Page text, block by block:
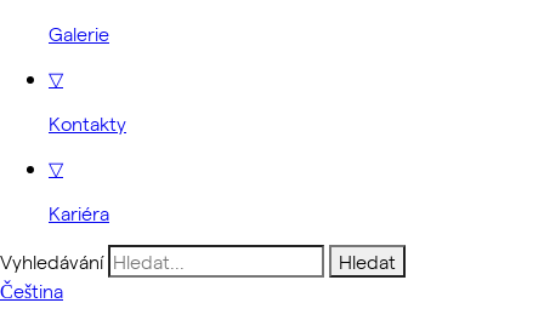
Galerie
▽
Kontakty
▽
Kariéra
Vyhledávání
Čeština